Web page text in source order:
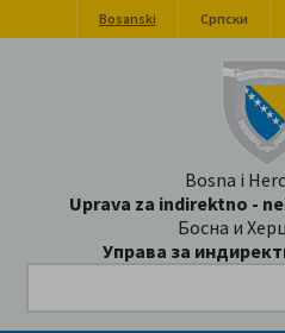
Bosanski Српски
Bosna i
Uprava za indirektno -
Босна и
Управа за